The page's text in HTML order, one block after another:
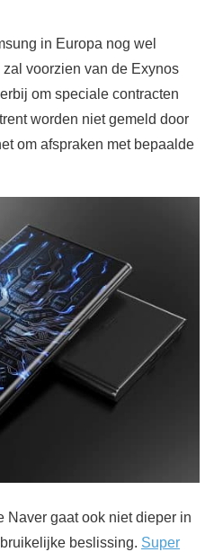
in Europa nog wel
voorzien van de Exynos
om speciale contracten
worden niet gemeld door
om afspraken met bepaalde
Naver gaat ook niet dieper in
beslissing. Super